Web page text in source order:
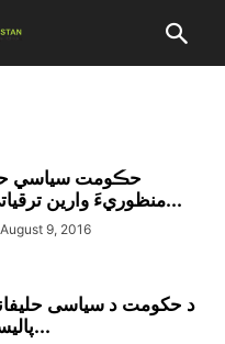
حڪومت سياسي
منظوريءَ وارين ترقياتي رٿائن لاءِ به...
August 9, 2016
د حکومت د سياسى
پاليسى، نا تصديقه...